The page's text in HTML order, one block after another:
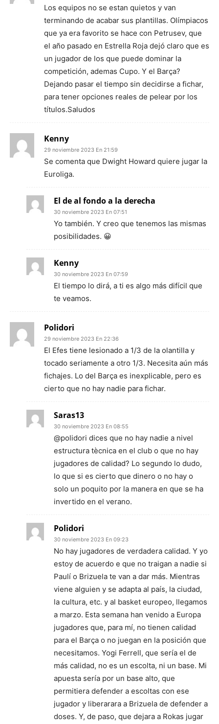
Los equipos no se estan quietos y van
terminando de acabar sus plantillas. Olímpiacos
que ya era favorito se hace con Petrusev, que
el año pasado en Estrella Roja dejó claro que es
un jugador de los que puede dominar la
competición, ademas Cupo. Y el Barça?
Dejando pasar el tiempo sin decidirse a fichar,
para tener opciones reales de pelear por los
títulos.Saludos
Kenny
29 noviembre 2023 En 21:59
Se comenta que Dwight Howard quiere jugar la
Euroliga.
El de al fondo a la derecha
30 noviembre 2023 En 07:51
Yo también. Y creo que tenemos las mismas
posibilidades. 😀
Kenny
30 noviembre 2023 En 07:59
El tiempo lo dirá, a ti es algo más difícil que
te veamos.
Polidori
29 noviembre 2023 En 22:36
El Efes tiene lesionado a 1/3 de la olantilla y
tocado seriamente a otro 1/3. Necesita aún más
fichajes. Lo del Barça es inexplicable, pero es
cierto que no hay nadie para fichar.
Saras13
30 noviembre 2023 En 08:55
@polidori dices que no hay nadie a nivel
estructura tècnica en el club o que no hay
jugadores de calidad? Lo segundo lo dudo,
lo que si es cierto que dinero o no hay o
solo un poquito por la manera en que se ha
invertido en el verano.
Polidori
30 noviembre 2023 En 09:23
No hay jugadores de verdadera calidad. Y yo
estoy de acuerdo e que no traigan a nadie si
Paulí o Brizuela te van a dar más. Mientras
viene alguien y se adapta al país, la ciudad,
la cultura, etc. y al basket europeo, llegamos
a marzo. Esta semana han venido a Europa
jugadores que, para mí, no tienen calidad
para el Barça o no juegan en la posición que
necesitamos. Yogi Ferrell, que sería el de
más calidad, no es un escolta, ni un base. Mi
apuesta sería por un base alto, que
permitiera defender a escoltas con ese
jugador y liberarara a Brizuela de defender a
doses. Y, de paso, que dejara a Rokas jugar